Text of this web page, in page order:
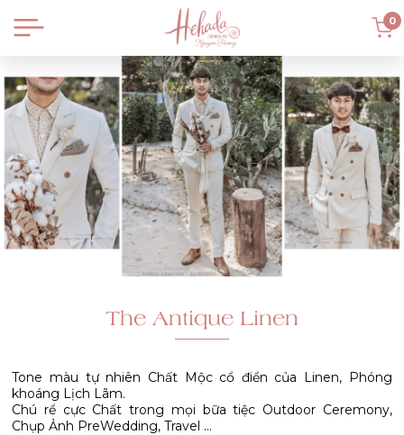
0
The Antique Linen
Tone màu tự nhiên Chất Mộc cổ điển của Linen, Phóng
khoáng Lịch Lãm.
Chú rể cực Chất trong mọi bữa tiệc Outdoor Ceremony,
Chụp Ảnh PreWedding, Travel ...